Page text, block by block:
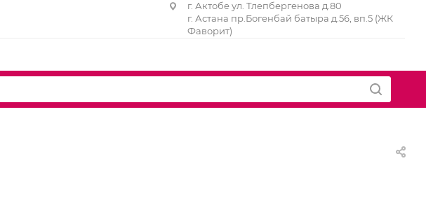
г. Актобе ул. Тлепбергенова д.80
г. Астана пр.Богенбай батыра д.56, вп.5 (ЖК
Фаворит)